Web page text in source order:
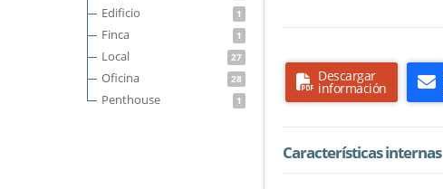
Edificio 1
Finca 1
Local 27
Oficina 28
Penthouse 1
Descargar
información
Características internas